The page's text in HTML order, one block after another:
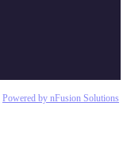
Powered by nFusion Solutions